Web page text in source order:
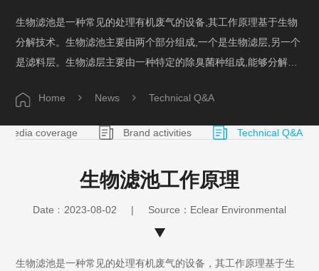
生物滤池是一种常见的处理有机废气的设备,其工作原理基于生物
分解技术。生物滤池主要由两个部分组成,一个是生物滤层,另一个
是滤料层。生物滤层主要由一种特定的除臭菌种组成,能够分解有
滤层内定植并繁殖,随着废气流经生物滤层,污染物被分解和转化为
Home News Technical Q&A
Media coverage Brand activities Technical Q&A
生物滤池工作原理
Date﹕2023-08-02 | Source：Eclear Environmental
生物滤池是一种常见的处理有机废气的设备，其工作原理基于生